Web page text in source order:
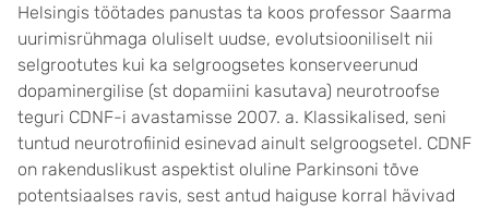
Helsingis töötades panustas ta koos professor Saarma
uurimisrühmaga oluliselt uudse, evolutsiooniliselt nii
selgrootutes kui ka selgroogsetes konserveerunud
dopaminergilise (st dopamiini kasutava) neurotroofse
teguri CDNF-i avastamisse 2007. a. Klassikalised, seni
tuntud neurotrofiinid esinevad ainult selgroogsetel. CDNF
on rakenduslikust aspektist oluline Parkinsoni tõve
potentsiaalses ravis, sest antud haiguse korral hävivad